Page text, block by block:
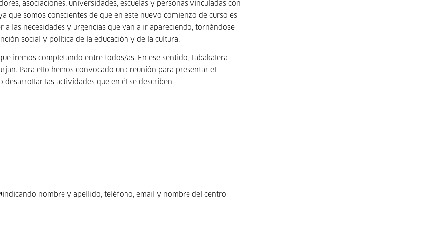
asociaciones, universidades, escuelas y personas vinculadas con
que somos conscientes de que en este nuevo comienzo de curso es
las necesidades y urgencias que van a ir apareciendo, tornándose
social y política de la educación y de la cultura.
iremos completando entre todos/as. En ese sentido, Tabakalera
Para ello hemos convocado una reunión para presentar el
las actividades que en él se describen.
indicando nombre y apellido, teléfono, email y nombre del centro